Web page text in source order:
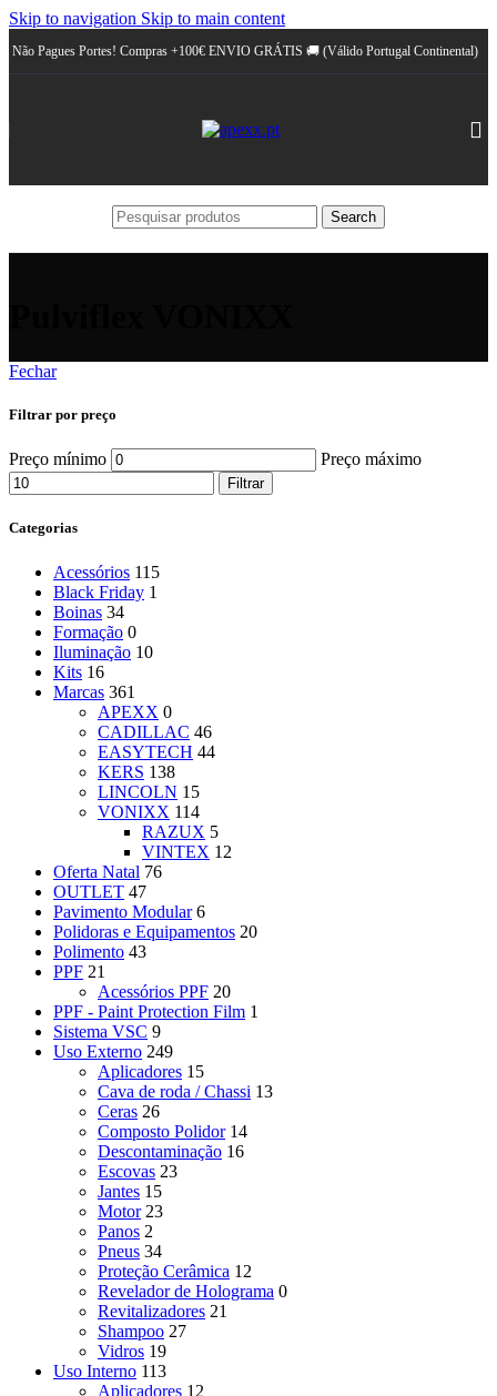
Skip to navigation Skip to main content
Não Pagues Portes! Compras +100€ ENVIO GRÁTIS 🚚 (Válido Portugal Continental)
Search
Fechar
Filtrar por preço
Preço mínimo Preço máximo
Filtrar
Categorias
Acessórios 115
Black Friday 1
Boinas 34
Formação 0
Iluminação 10
Kits 16
Marcas 361
APEXX 0
CADILLAC 46
EASYTECH 44
KERS 138
LINCOLN 15
VONIXX 114
RAZUX 5
VINTEX 12
Oferta Natal 76
OUTLET 47
Pavimento Modular 6
Polidoras e Equipamentos 20
Polimento 43
PPF 21
Acessórios PPF 20
PPF - Paint Protection Film 1
Sistema VSC 9
Uso Externo 249
Aplicadores 15
Cava de roda / Chassi 13
Ceras 26
Composto Polidor 14
Descontaminação 16
Escovas 23
Jantes 15
Motor 23
Panos 2
Pneus 34
Proteção Cerâmica 12
Revelador de Holograma 0
Revitalizadores 21
Shampoo 27
Vidros 19
Uso Interno 113
Aplicadores 12